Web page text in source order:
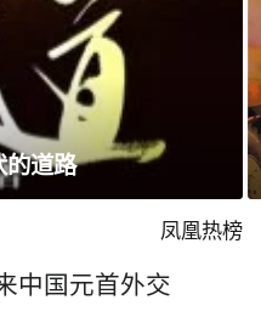
员参与
凤凰热榜
中国元首外交